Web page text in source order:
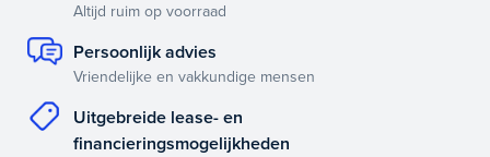
Altijd ruim op voorraad
Persoonlijk advies
Vriendelijke en vakkundige mensen
Uitgebreide lease- en
financieringsmogelijkheden